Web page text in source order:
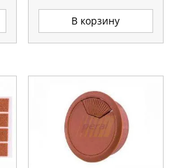
В корзину